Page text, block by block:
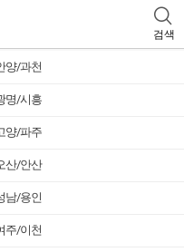
검색
양/과천
명/시흥
양/파주
산/안산
남/용인
주/이천